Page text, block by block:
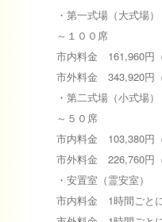
・第一式場（大式場）
～１００席
市内料金 161,960円
市外料金 343,920円
・第二式場（小式場）
～５０席
市内料金 103,380円
市外料金 226,760円
・安置室（霊安室）
市内料金 1時間ごと